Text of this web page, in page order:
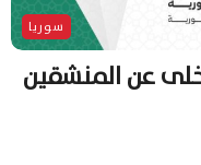
سوريا
عن المنشقين